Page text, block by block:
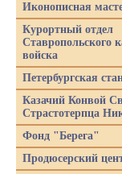
Иконописная
Курортный отдел
Ставропольского
войска
Петербургская
Казачий Конвой
Страстотерпца
Фонд "Берега"
Продюсерский